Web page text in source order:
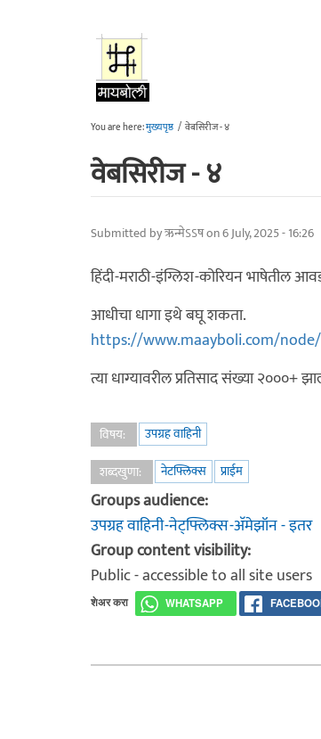
You are here:मुख्यपृष्ठ / वेबसिरीज - ४
वेबसिरीज - ४
Submitted byऋन्मेऽऽषon 6 July, 2025 - 16:26
हिंदी-मराठी-इंग्लिश-कोरियन भाषेतील
आधीचा धागा इथे बघू शकता.
https://www.maayboli.com/
त्या धाग्यावरील प्रतिसाद संख्या २०००+
विषय:
उपग्रह वाहिनी
शब्दखुणा:
नेटफ्लिक्स प्राईम
Groups audience:
उपग्रह वाहिनी-नेट्फ्लिक्स-अ‍ॅमेझॉन - इतर
Group content visibility:
Public - accessible to all site users
शेअर करा WHATSAPP